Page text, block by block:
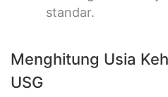
standar.
Menghitung Usia
USG